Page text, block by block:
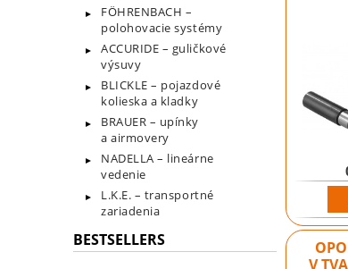
FÖHRENBACH –
polohovacie systémy
ACCURIDE – guličkové
výsuvy
BLICKLE – pojazdové
kolieska a kladky
BRAUER – upínky
a airmovery
NADELLA – lineárne
vedenie
L.K.E. – transportné
zariadenia
BESTSELLERS
V